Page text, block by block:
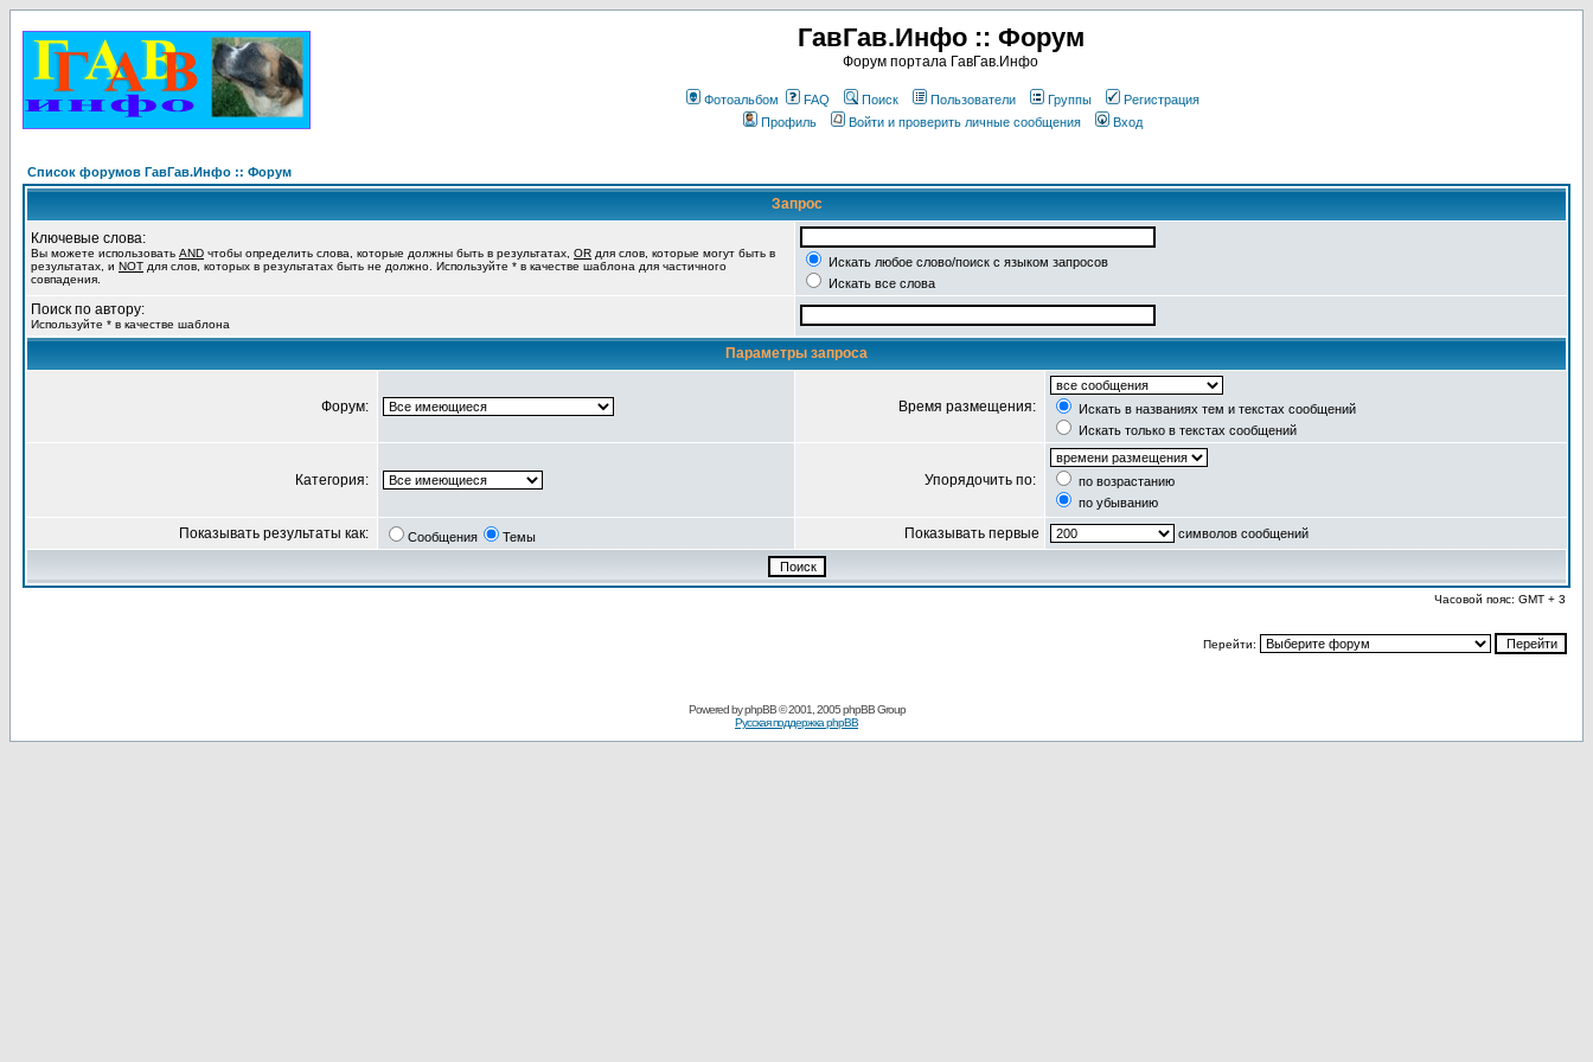
ГавГав.Инфо :: Форум
Форум портала ГавГав.Инфо
Фотоальбом FAQ Поиск Пользователи Группы
Регистрация
Профиль
Войти и проверить личные сообщения Вход
Список форумов ГавГав.Инфо :: Форум
Запрос
Ключевые слова:
Вы можете использовать AND чтобы определить слова, которые должны быть в результатах, OR для слов, которые могут быть в
результатах, и NOT для слов, которых в результатах быть не должно. Используйте * в качестве шаблона для частичного
совпадения.
Искать любое слово/поиск с языком запросов
Искать все слова
Поиск по автору:
Используйте * в качестве шаблона
Параметры запроса
Форум: Время размещения:
Искать в названиях тем и текстах сообщений
Искать только в текстах сообщений
Категория: Упорядочить по:
по возрастанию
по убыванию
Показывать результаты как: Сообщения Темы Показывать первые символов сообщений
Часовой пояс: GMT + 3
Перейти:
Powered byphpBB© 2001, 2005 phpBB Group
Русская поддержка phpBB